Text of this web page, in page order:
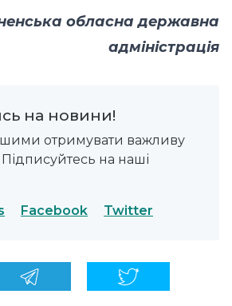
обласна державна
адміністрація
на новини!
отримувати важливу
на наші
Facebook Twitter